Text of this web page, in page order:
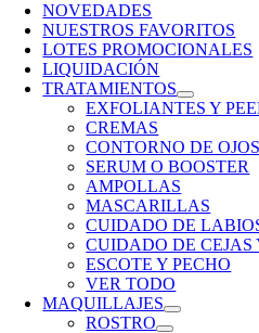
NOVEDADES
NUESTROS FAVORITOS
LOTES PROMOCIONALES
LIQUIDACIÓN
TRATAMIENTOS
EXFOLIANTES Y
CREMAS
CONTORNO DE OJOS
SERUM O BOOSTER
AMPOLLAS
MASCARILLAS
CUIDADO DE
CUIDADO DE CEJAS
ESCOTE Y PECHO
VER TODO
MAQUILLAJES
ROSTRO